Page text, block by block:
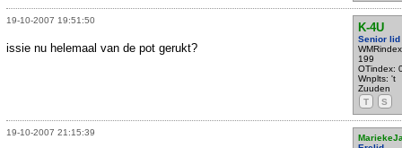
19-10-2007 19:51:50
K-4U
Senior lid
199
OTindex:
Wnplts: 't
Zuuden
T
S
issie nu helemaal van de pot gerukt?
19-10-2007 21:15:39